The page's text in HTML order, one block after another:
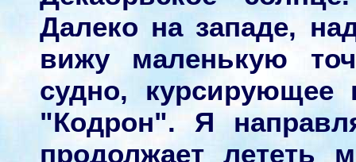
Далеко на западе,
вижу маленькую
судно, курсирующее
"Кодрон". Я
продолжает лететь